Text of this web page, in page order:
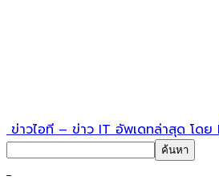
ข่าวไอที – ข่าว IT อัพเดทล่าสุด โดย